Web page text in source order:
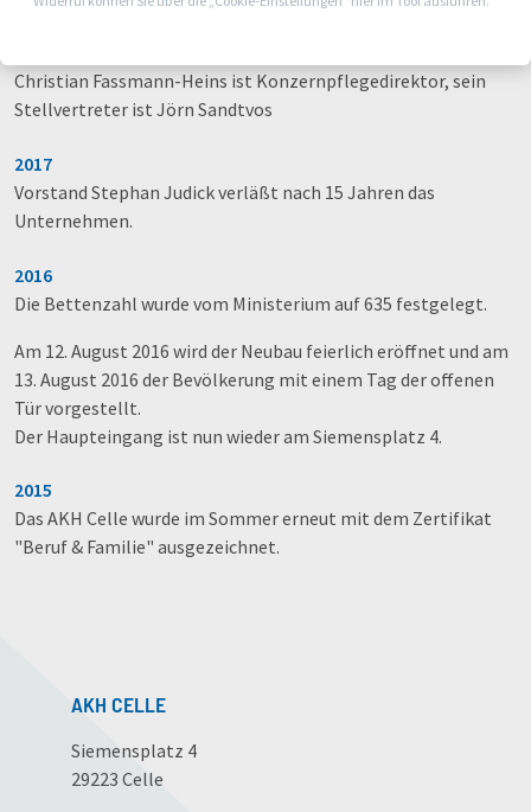
Christian Fassmann-Heins ist Konzernpflegedirektor, sein
Stellvertreter ist Jörn Sandtvos
2017
Vorstand Stephan Judick verläßt nach 15 Jahren das
Unternehmen.
2016
Die Bettenzahl wurde vom Ministerium auf 635 festgelegt.
Am 12. August 2016 wird der Neubau feierlich eröffnet und am
13. August 2016 der Bevölkerung mit einem Tag der offenen
Tür vorgestellt.
Der Haupteingang ist nun wieder am Siemensplatz 4.
2015
Das AKH Celle wurde im Sommer erneut mit dem Zertifikat
"Beruf & Familie" ausgezeichnet.
AKH CELLE
Siemensplatz 4
29223 Celle